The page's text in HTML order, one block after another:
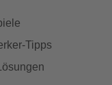
Tipps